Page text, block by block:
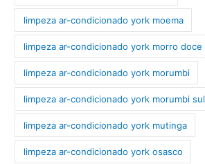
limpeza ar-condicionado york moema
limpeza ar-condicionado york morro doce
limpeza ar-condicionado york morumbi
limpeza ar-condicionado york morumbi sul
limpeza ar-condicionado york mutinga
limpeza ar-condicionado york osasco